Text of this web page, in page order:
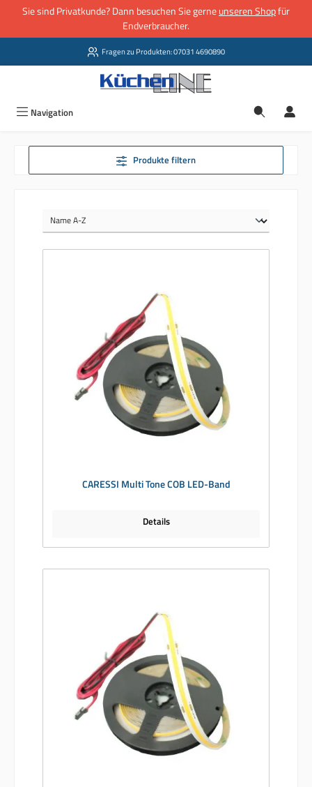
Zum Hauptinhalt springen
Sie sind Privatkunde? Dann besuchen Sie gerneunseren Shopfür
Endverbraucher.
Fragen zu Produkten: 07031 4690890
Navigation
Produkte filtern
CARESSI Multi Tone COB LED-Band
Details